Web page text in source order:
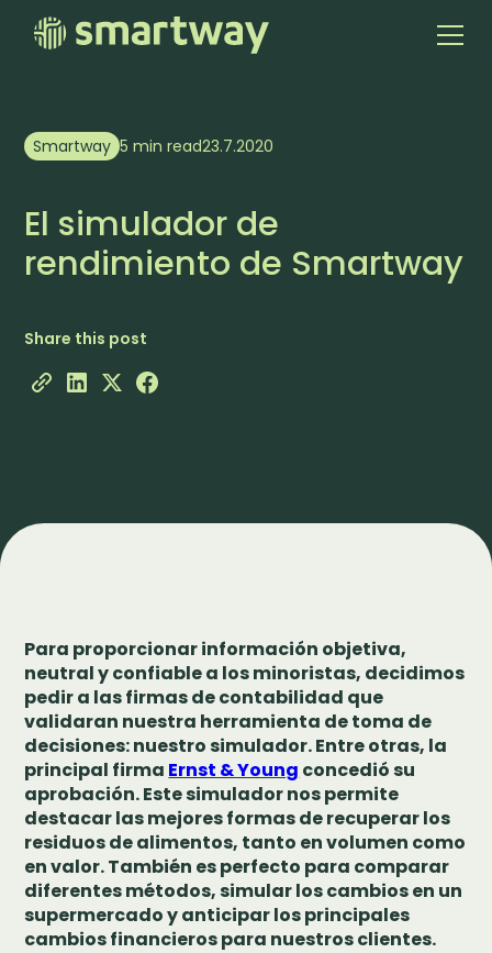
Smartway 5 min read23.7.2020
El simulador de
rendimiento de Smartway
Share this post
Para proporcionar información objetiva,
neutral y confiable a los minoristas, decidimos
pedir a las firmas de contabilidad que
validaran nuestra herramienta de toma de
decisiones: nuestro simulador. Entre otras, la
principal firma Ernst & Young concedió su
aprobación. Este simulador nos permite
destacar las mejores formas de recuperar los
residuos de alimentos, tanto en volumen como
en valor. También es perfecto para comparar
diferentes métodos, simular los cambios en un
supermercado y anticipar los principales
cambios financieros para nuestros clientes.